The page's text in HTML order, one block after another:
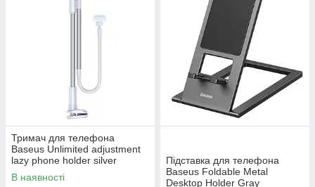
Тримач для телефона
Baseus Unlimited adjustment
lazy phone holder silver
В наявності
Підставка для телефона
Baseus Foldable Metal
Desktop Holder Gray